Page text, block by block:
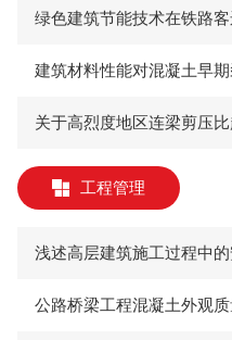
绿色建筑节能技术在铁路
建筑材料性能对混凝土早
关于高烈度地区连梁剪压
工程管理
浅述高层建筑施工过程中
公路桥梁工程混凝土外观